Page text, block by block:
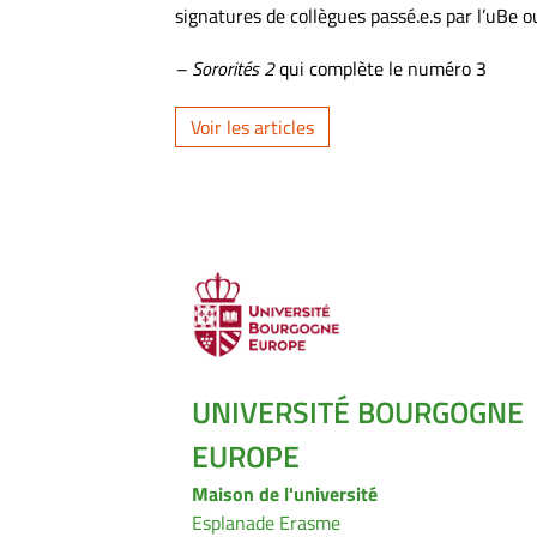
signatures de collègues passé.e.s par
– Sororités 2qui complète le numéro 3
Voir les articles
UNIVERSITÉ BOURGOGNE
EUROPE
Maison de l'université
Esplanade Erasme